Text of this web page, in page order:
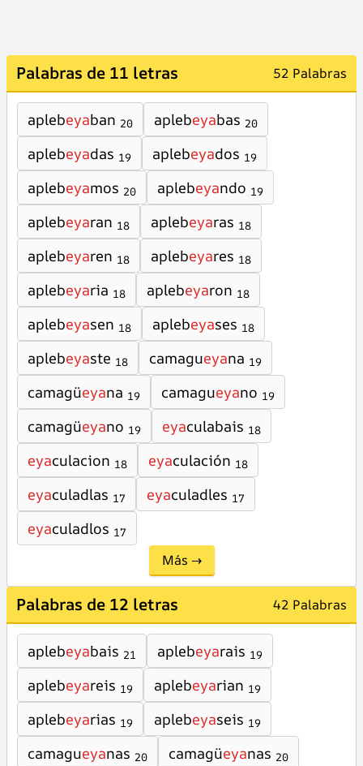
Palabras de 11 letras 52 Palabras
aplebeyaban 20 aplebeyabas 20
aplebeyadas 19 aplebeyados 19
aplebeyamos 20 aplebeyando 19
aplebeyaran 18 aplebeyaras 18
aplebeyaren 18 aplebeyares 18
aplebeyaria 18 aplebeyaron 18
aplebeyasen 18 aplebeyases 18
aplebeyaste 18 camagueyana 19
camagüeyana 19 camagueyano 19
camagüeyano 19 eyaculabais 18
eyaculacion 18 eyaculación 18
eyaculadlas 17 eyaculadles 17
eyaculadlos 17
Más →
Palabras de 12 letras 42 Palabras
aplebeyabais 21 aplebeyarais 19
aplebeyareis 19 aplebeyarian 19
aplebeyarias 19 aplebeyaseis 19
camagueyanas 20 camagüeyanas 20